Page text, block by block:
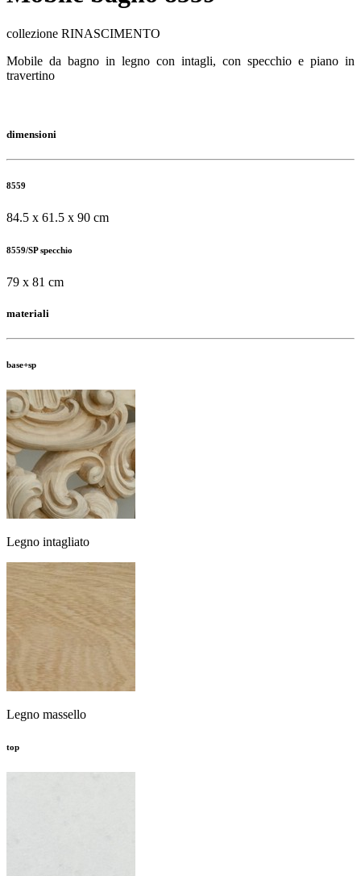
collezione RINASCIMENTO
Mobile da bagno in legno con intagli, con specchio e piano in
travertino
dimensioni
8559
84.5 x 61.5 x 90 cm
8559/SP specchio
79 x 81 cm
materiali
base+sp
Legno intagliato
Legno massello
top